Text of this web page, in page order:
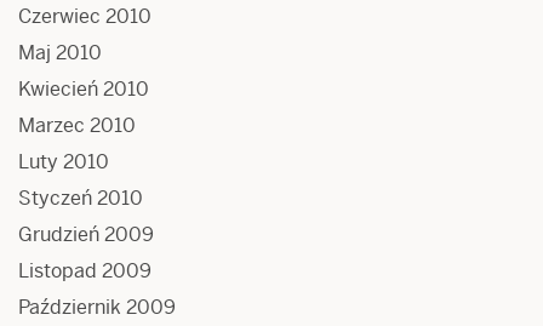
Czerwiec 2010
Maj 2010
Kwiecień 2010
Marzec 2010
Luty 2010
Styczeń 2010
Grudzień 2009
Listopad 2009
Październik 2009